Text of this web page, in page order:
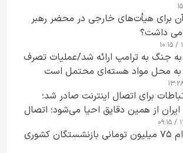
برای هیأت‌های خارجی در محضر رهبر
داشت؟
جنگ به ترامپ ارائه شد/عملیات تصرف
به محل مواد هسته‌ای محتمل است
برای اتصال اینترنت صادر شد؛
از همین دقایق احیا می‌شود؛ اتصال
آغاز ثبت‌نام وام ۷۵ میلیون تومانی بازنشستگان کشوری